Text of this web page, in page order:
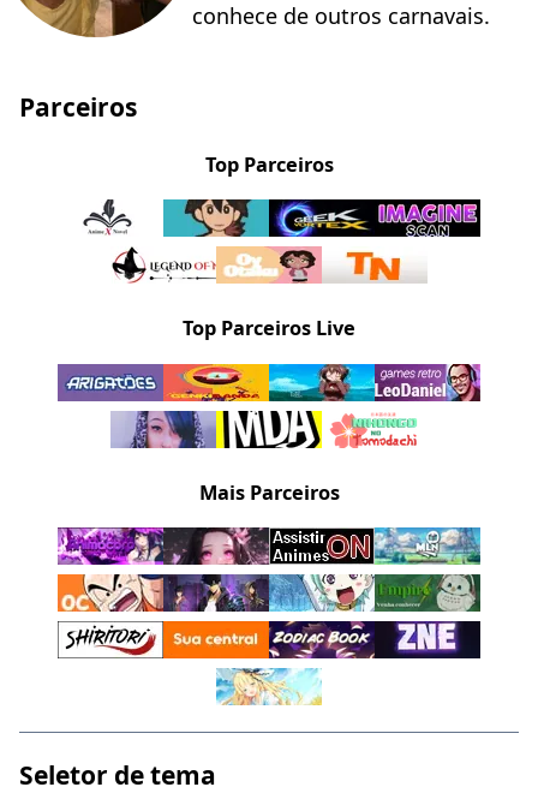
conhece de outros carnavais.
Parceiros
Top Parceiros
Top Parceiros Live
Mais Parceiros
Seletor de tema